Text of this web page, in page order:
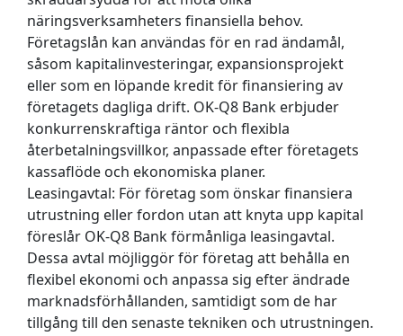
näringsverksamheters finansiella behov.
Företagslån kan användas för en rad ändamål,
såsom kapitalinvesteringar, expansionsprojekt
eller som en löpande kredit för finansiering av
företagets dagliga drift. OK-Q8 Bank erbjuder
konkurrenskraftiga räntor och flexibla
återbetalningsvillkor, anpassade efter företagets
kassaflöde och ekonomiska planer.
Leasingavtal: För företag som önskar finansiera
utrustning eller fordon utan att knyta upp kapital
föreslår OK-Q8 Bank förmånliga leasingavtal.
Dessa avtal möjliggör för företag att behålla en
flexibel ekonomi och anpassa sig efter ändrade
marknadsförhållanden, samtidigt som de har
tillgång till den senaste tekniken och utrustningen.